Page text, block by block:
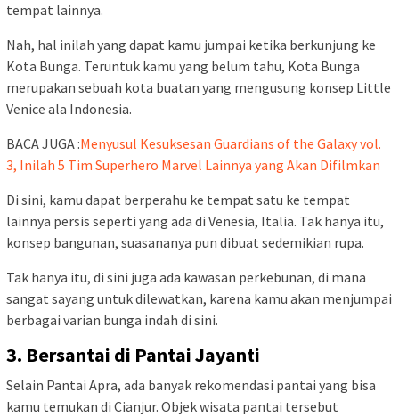
tempat lainnya.
Nah, hal inilah yang dapat kamu jumpai ketika berkunjung ke
Kota Bunga. Teruntuk kamu yang belum tahu, Kota Bunga
merupakan sebuah kota buatan yang mengusung konsep Little
Venice ala Indonesia.
BACA JUGA :Menyusul Kesuksesan Guardians of the Galaxy vol.
3, Inilah 5 Tim Superhero Marvel Lainnya yang Akan Difilmkan
Di sini, kamu dapat berperahu ke tempat satu ke tempat
lainnya persis seperti yang ada di Venesia, Italia. Tak hanya itu,
konsep bangunan, suasananya pun dibuat sedemikian rupa.
Tak hanya itu, di sini juga ada kawasan perkebunan, di mana
sangat sayang untuk dilewatkan, karena kamu akan menjumpai
berbagai varian bunga indah di sini.
3. Bersantai di Pantai Jayanti
Selain Pantai Apra, ada banyak rekomendasi pantai yang bisa
kamu temukan di Cianjur. Objek wisata pantai tersebut